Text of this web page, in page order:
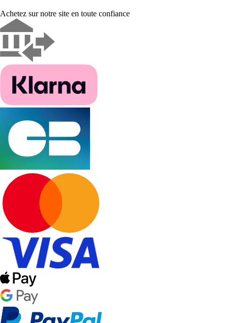
Achetez sur notre site en toute confiance